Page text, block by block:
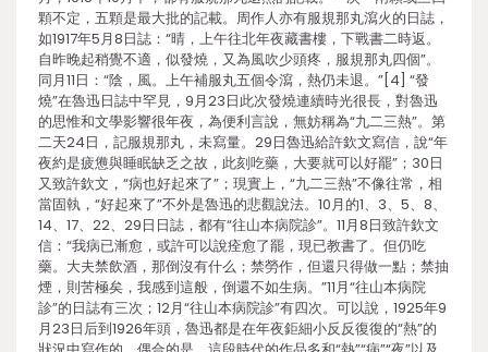
顆不定，五顆是最大批的記載。周作人亦有服規那丸瀉火的日誌，
如1917年5月8日誌：“晴，上午往北年夜藏書樓，下戰書二時返。
自昨晚起稍覺不適，似發燒，又為風吹少頭疼，服規那丸四個”。
同月11日：“陰，風。上午補服丸五個令瀉，熱仍未退。”[4] “發
燒”在魯迅日誌中罕見，9月23日此次發燒連續時光很長，對魯迅
的思惟和文學影響很年夜，為便利言說，無妨稱為“九二三熱”。第
二天24日，記服規那丸，未寫量。29日魯迅給許欽文寫信，說“年
夜約是疲憊與睡眠缺乏之故，此刻吃藥，大要就可以好罷”；30日
又致許欽文，“病也好起來了”；現實上，“九二三熱”不像往常，相
當固執，“好起來了”不外是魯迅的悲觀說法。10月的1、3、5、8、
14、17、22、29日日誌，都有“往山本病院診”。11月8日致許欽文
信：“我病已漸愈，或許可以說痊愈了罷，現已教書了。但仍吃
藥。大夫禁飲酒，那倒沒有什么；禁勞作，但還只得做一點；禁抽
煙，則苦極矣，我感到這般，倒還不如生病。”11月“往山本病院
診”的日誌有三次；12月“往山本病院診”有四次。可以說，1925年9
月23日后到1926年頭，魯迅都是在年夜鉅細小反反復復的“熱”的